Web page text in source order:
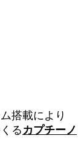
搭載により
る カプチーノ